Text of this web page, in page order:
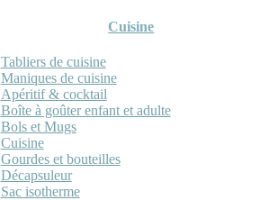
Cuisine
Tabliers de cuisine
Maniques de cuisine
Apéritif & cocktail
Boîte à goûter enfant et adulte
Bols et Mugs
Cuisine
Gourdes et bouteilles
Décapsuleur
Sac isotherme